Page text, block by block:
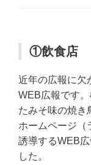
①飲食店
近年の広報に欠
WEB広報です
たみそ味の焼き
ホームページ（
誘導するWEB
した。